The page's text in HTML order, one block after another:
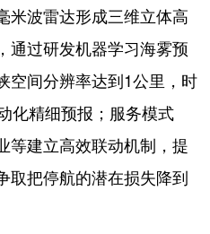
米波雷达形成三维立体高
通过研发机器学习海雾预
空间分辨率达到1公里，时
化精细预报；服务模式
等建立高效联动机制，提
取把停航的潜在损失降到